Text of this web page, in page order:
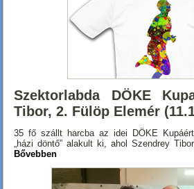
Szektorlabda DÖKE
Tibor, 2. Fülöp Elemér
35 fő szállt harcba az idei DÖKE
„házi döntő” alakult ki, ahol Szendrey
Bővebben